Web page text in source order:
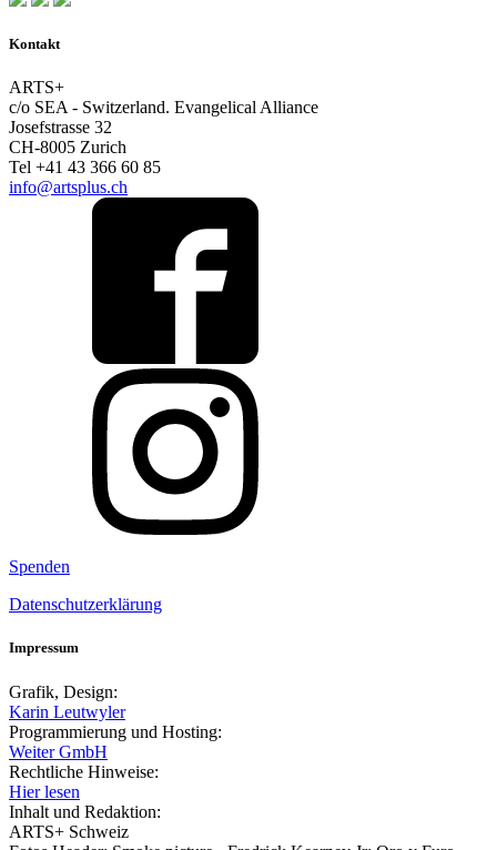
Kontakt
ARTS+
c/o SEA - Switzerland. Evangelical Alliance
Josefstrasse 32
CH-8005 Zurich
Tel +41 43 366 60 85
info@artsplus.ch
Spenden
Datenschutzerklärung
Impressum
Grafik, Design:
Karin Leutwyler
Programmierung und Hosting:
Weiter GmbH
Rechtliche Hinweise:
Hier lesen
Inhalt und Redaktion:
ARTS+ Schweiz